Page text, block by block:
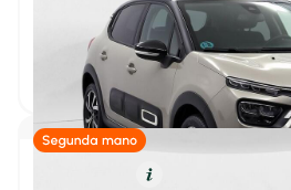
Furgonetas(0)
BlueHDi 75KW (100CV) S&S Shine
55.475 km102cv Manual
12.450€
P.V.P. contado